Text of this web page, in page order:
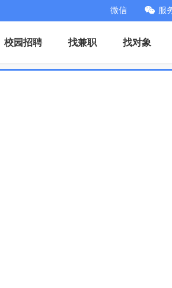
微信 服
校园招聘 找兼职 找对象